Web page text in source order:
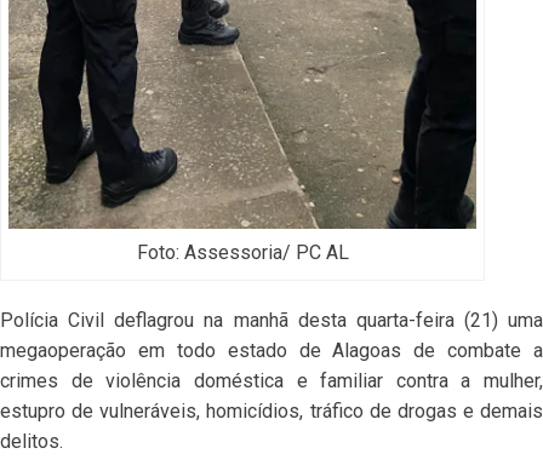
Foto: Assessoria/ PC AL
Polícia Civil deflagrou na manhã desta quarta-feira (21) uma
megaoperação em todo estado de Alagoas de combate a
crimes de violência doméstica e familiar contra a mulher,
estupro de vulneráveis, homicídios, tráfico de drogas e demais
delitos.